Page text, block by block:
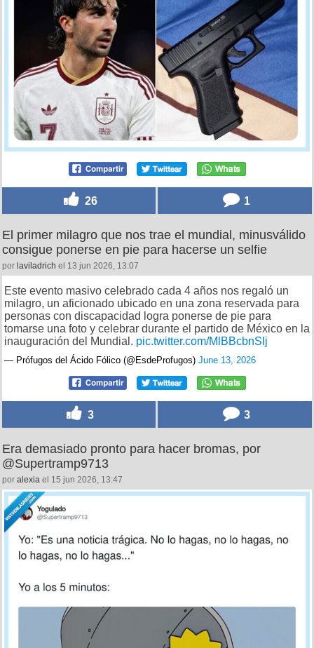
26 1
El primer milagro que nos trae el mundial, minusválido
consigue ponerse en pie para hacerse un selfie
por laviladrich el 13 jun 2026, 13:07
Este evento masivo celebrado cada 4 años nos regaló un
milagro, un aficionado ubicado en una zona reservada para
personas con discapacidad logra ponerse de pie para
tomarse una foto y celebrar durante el partido de México en la
inauguración del Mundial. pic.twitter.com/MlBBcbnSlj
— Prófugos del Ácido Fólico (@EsdeProfugos) June 13, 2026
3 3
Era demasiado pronto para hacer bromas, por
@Supertramp9713
por alexia el 15 jun 2026, 13:47